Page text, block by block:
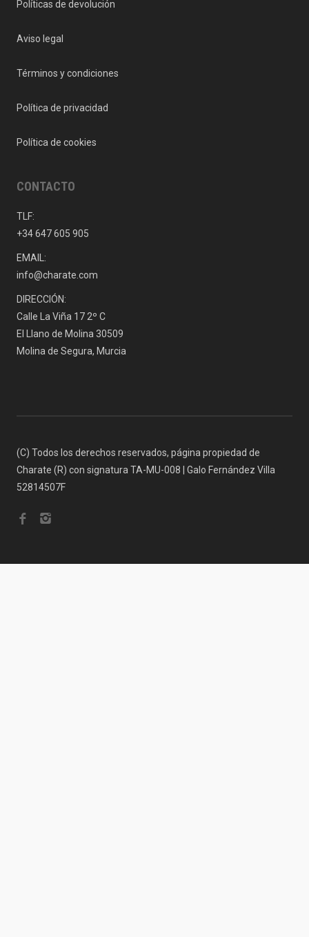
Políticas de devolución
Aviso legal
Términos y condiciones
Política de privacidad
Política de cookies
CONTACTO
TLF:
+34 647 605 905
EMAIL:
info@charate.com
DIRECCIÓN:
Calle La Viña 17 2º C
El Llano de Molina 30509
Molina de Segura, Murcia
(C) Todos los derechos reservados, página propiedad de
Charate (R) con signatura TA-MU-008 | Galo Fernández Villa
52814507F